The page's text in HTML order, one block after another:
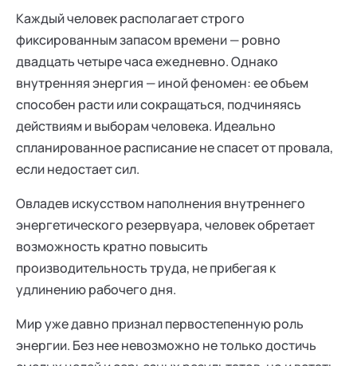
Каждый человек располагает строго
фиксированным запасом времени — ровно
двадцать четыре часа ежедневно. Однако
внутренняя энергия — иной феномен: ее объем
способен расти или сокращаться, подчиняясь
действиям и выборам человека. Идеально
спланированное расписание не спасет от провала,
если недостает сил.
Овладев искусством наполнения внутреннего
энергетического резервуара, человек обретает
возможность кратно повысить
производительность труда, не прибегая к
удлинению рабочего дня.
Мир уже давно признал первостепенную роль
энергии. Без нее невозможно не только достичь